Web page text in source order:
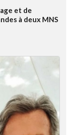
et de
à deux MNS